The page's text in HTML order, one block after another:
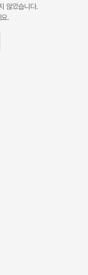
않았습니다.
.